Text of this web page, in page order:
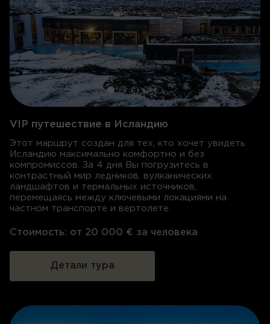
VIP путешествие в Исландию
Этот маршрут создан для тех, кто хочет увидеть
Исландию максимально комфортно и без
компромиссов. За 4 дня Вы погрузитесь в
контрастный мир ледников, вулканических
ландшафтов и термальных источников,
перемещаясь между ключевыми локациями на
частном транспорте и вертолете.
Стоимость: от 20 000 € за человека
Детали тура